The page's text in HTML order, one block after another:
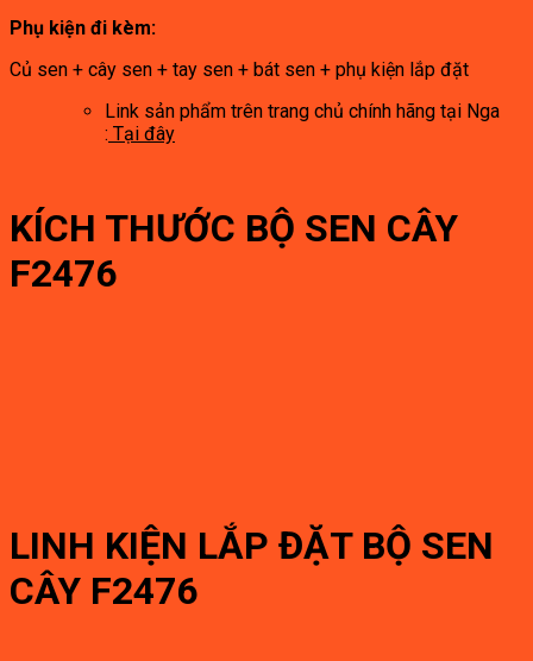
Phụ kiện đi kèm:
Củ sen + cây sen + tay sen + bát sen + phụ kiện lắp đặt
Link sản phẩm trên trang chủ chính hãng tại Nga
: Tại đây
KÍCH THƯỚC BỘ SEN CÂY
F2476
LINH KIỆN LẮP ĐẶT BỘ SEN
CÂY F2476